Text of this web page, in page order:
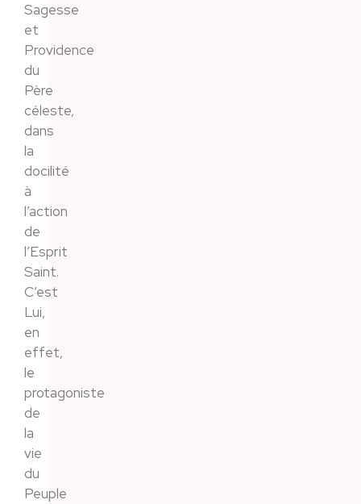
Sagesse
et
Providence
du
Père
céleste,
dans
la
docilité
à
l’action
de
l’Esprit
Saint.
C’est
Lui,
en
effet,
le
protagoniste
de
la
vie
du
Peuple